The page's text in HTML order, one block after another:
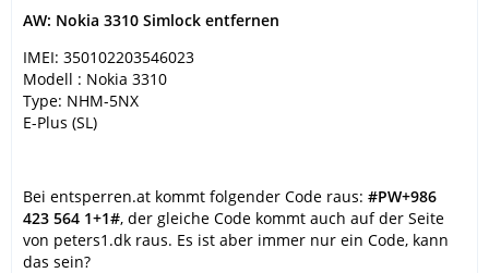
AW: Nokia 3310 Simlock entfernen
IMEI: 350102203546023
Modell : Nokia 3310
Type: NHM-5NX
E-Plus (SL)
Bei entsperren.at kommt folgender Code raus: #PW+986
423 564 1+1#, der gleiche Code kommt auch auf der Seite
von peters1.dk raus. Es ist aber immer nur ein Code, kann
das sein?